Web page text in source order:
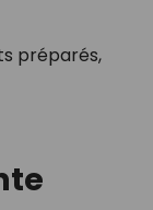
préparés,